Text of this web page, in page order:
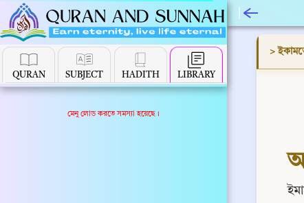
QURAN SUBJECT HADITH LIBRARY
মেনু লোড করতে সমস্যা হয়েছে।
>